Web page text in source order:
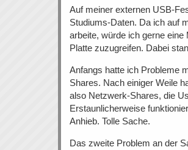
Auf meiner externen USB-
Studiums-Daten. Da ich auf
arbeite, würde ich gerne
Platte zuzugreifen. Dabei
Anfangs hatte ich Probleme
Shares. Nach einiger Weile
also Netzwerk-Shares, die
Erstaunlicherweise
Anhieb. Tolle Sache.
Das zweite Problem an der